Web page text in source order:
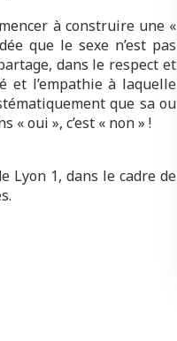
à construire une «
que le sexe n’est pas
dans le respect et
et l’empathie à laquelle
que sa ou
oui », c’est « non » !
Lyon 1, dans le cadre de